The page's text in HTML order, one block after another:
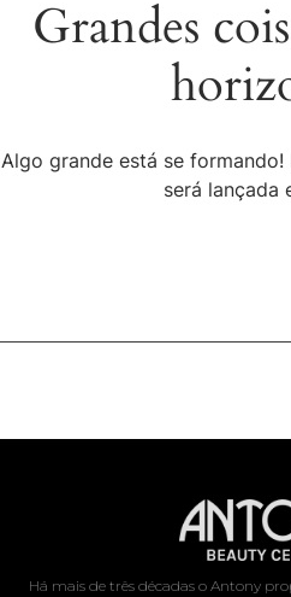
Grandes
Algo grande está se
será lançada
Há mais de três décadas o Antony